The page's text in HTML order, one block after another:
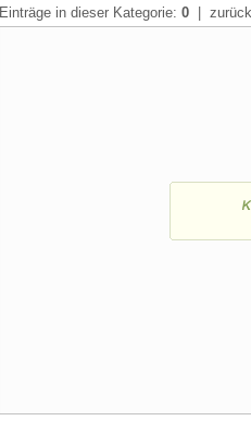
Einträge in dieser Kategorie: 0 |